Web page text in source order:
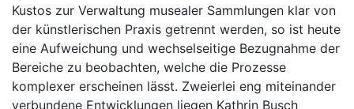
Kustos zur Verwaltung musealer Sammlungen klar von
der künstlerischen Praxis getrennt werden, so ist heute
eine Aufweichung und wechselseitige Bezugnahme der
Bereiche zu beobachten, welche die Prozesse
komplexer erscheinen lässt. Zweierlei eng miteinander
verbundene Entwicklungen liegen Kathrin Busch